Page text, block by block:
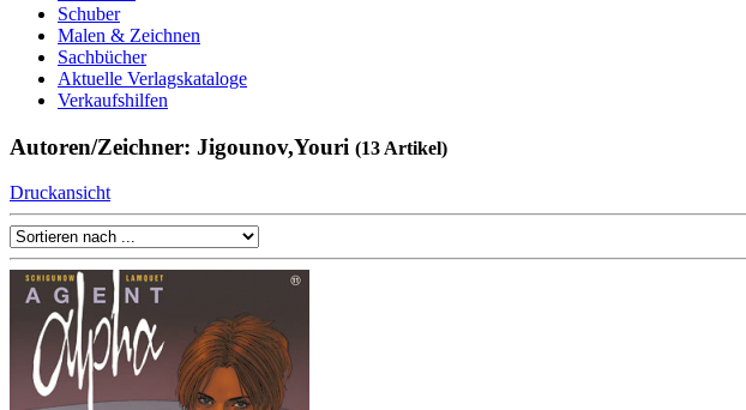
Schuber
Malen & Zeichnen
Sachbücher
Aktuelle Verlagskataloge
Verkaufshilfen
Autoren/Zeichner: Jigounov,Youri (13 Artikel)
Druckansicht